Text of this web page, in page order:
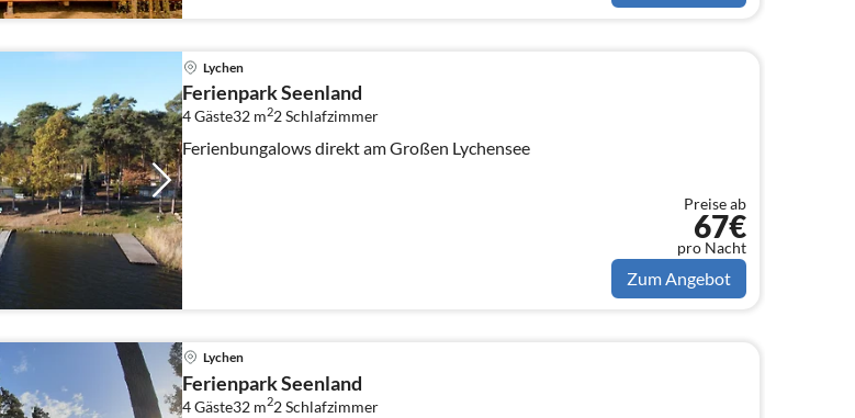
Lychen
Ferienpark Seenland
4 Gäste32 m22Schlafzimmer
Ferienbungalows direkt am Großen Lychensee
Preise ab
67€
pro Nacht
Zum Angebot
Lychen
Ferienpark Seenland
4 Gäste32 m22Schlafzimmer